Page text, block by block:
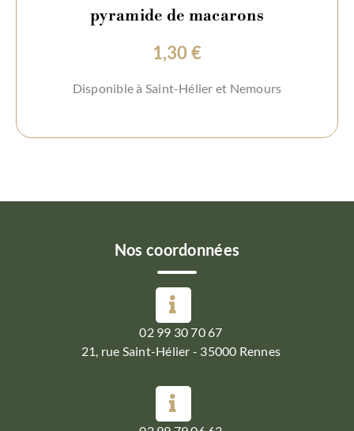
pyramide de macarons
1,30€
Disponible à Saint-Hélier et Nemours
Nos coordonnées
02 99 30 70 67
21, rue Saint-Hélier - 35000 Rennes